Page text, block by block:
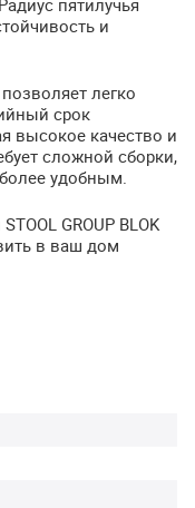
и
легко
срок
высокое качество и
сложной сборки,
удобным.
STOOL GROUP BLOK
в ваш дом